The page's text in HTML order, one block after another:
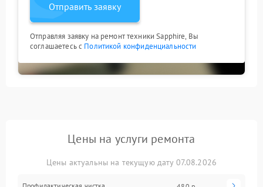
Отправить заявку
Отправляя заявку на ремонт техники Sapphire, Вы
соглашаетесь с Политикой конфиденциальности
Цены на услуги ремонта
Цены актуальны на текущую дату 07.08.2026